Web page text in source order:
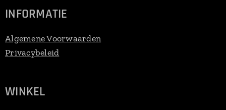
INFORMATIE
Algemene Voorwaarden
Privacybeleid
WINKEL